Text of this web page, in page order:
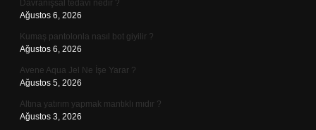
Davranışsal tedavi nedir ?
Ağustos 6, 2026
Kumaş pantolonla nasıl bot giyilir ?
Ağustos 6, 2026
Avene Aqua Jel Ne İşe Yarar ?
Ağustos 5, 2026
Altına yatırım yapmak mantıklı mıdır ?
Ağustos 3, 2026